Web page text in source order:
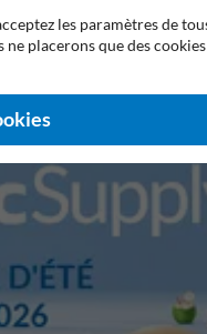
graffiti 99% anti-
les paramètres de
ne placerons que des cookies